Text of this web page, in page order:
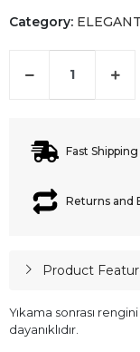
Category:
Fast Shipping
Returns and
Product
Yıkama sonrası
dayanıklıdır.